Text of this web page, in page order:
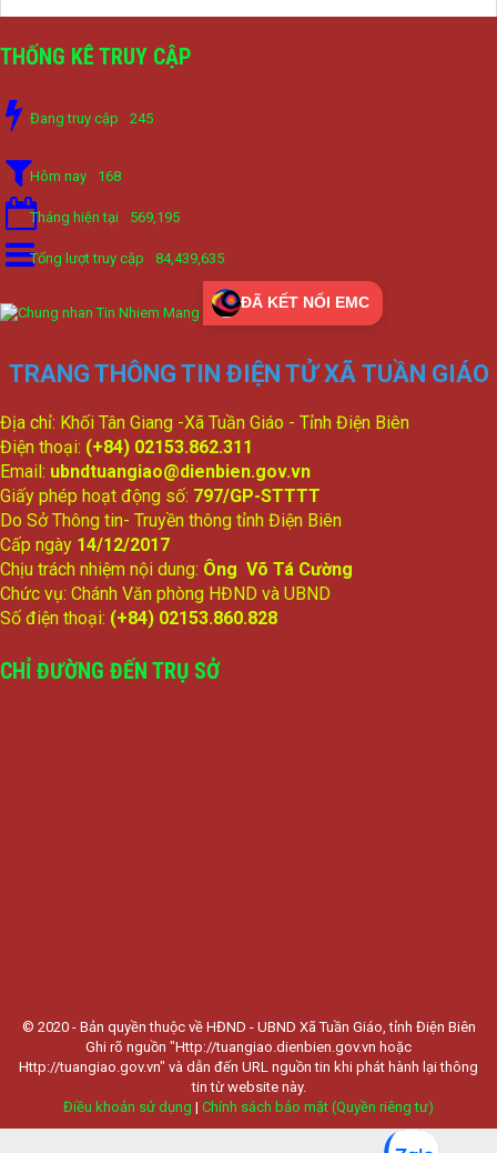
THỐNG KÊ TRUY CẬP
Đang truy cập 245
Hôm nay 168
Tháng hiện tại 569,195
Tổng lượt truy cập 84,439,635
ĐÃ KẾT NỐI EMC
TRANG THÔNG TIN ĐIỆN TỬ XÃ TUẦN GIÁO
Địa chỉ: Khối Tân Giang -Xã Tuần Giáo - Tỉnh Điện Biên
Điện thoại: (+84) 02153.862.311
Email: ubndtuangiao@dienbien.gov.vn
Giấy phép hoạt động số: 797/GP-STTTT
Do Sở Thông tin- Truyền thông tỉnh Điện Biên
Cấp ngày 14/12/2017
Chịu trách nhiệm nội dung: Ông Võ Tá Cường
Chức vụ: Chánh Văn phòng HĐND và UBND
Số điện thoại: (+84) 02153.860.828
CHỈ ĐƯỜNG ĐẾN TRỤ SỞ
© 2020 - Bản quyền thuộc về HĐND - UBND Xã Tuần Giáo, tỉnh Điện Biên
Ghi rõ nguồn "Http://tuangiao.dienbien.gov.vn hoặc
Http://tuangiao.gov.vn" và dẫn đến URL nguồn tin khi phát hành lại thông
tin từ website này.
Điều khoản sử dụng | Chính sách bảo mật (Quyền riêng tư)